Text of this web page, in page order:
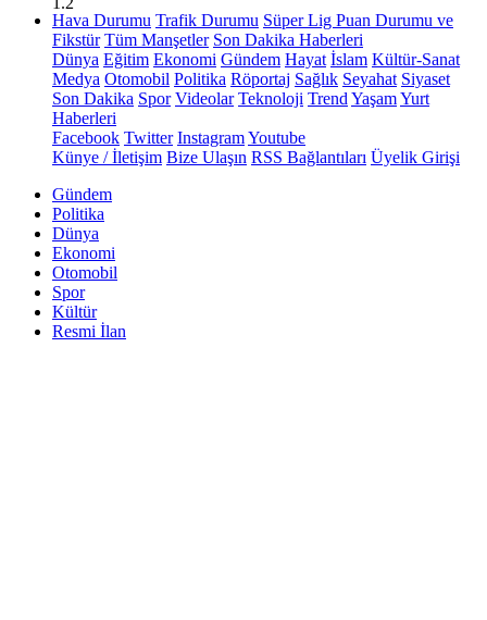
Hava Durumu Trafik Durumu Süper Lig Puan Durumu ve
Fikstür Tüm Manşetler Son Dakika Haberleri
Dünya Eğitim Ekonomi Gündem Hayat İslam Kültür-Sanat
Medya Otomobil Politika Röportaj Sağlık Seyahat Siyaset
Son Dakika Spor Videolar Teknoloji Trend YaşamYurt
Haberleri
Facebook Twitter InstagramYoutube
Künye / İletişim Bize Ulaşın RSS Bağlantıları Üyelik Girişi
Gündem
Politika
Dünya
Ekonomi
Otomobil
Spor
Kültür
Resmi İlan